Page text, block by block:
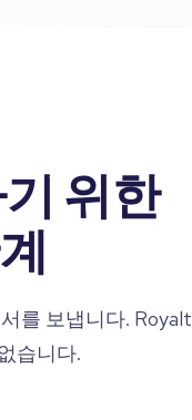
위한
를 보냅니다.
습니다.